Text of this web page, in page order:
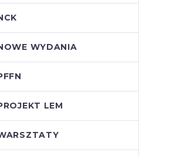
WYDANIA
LEM